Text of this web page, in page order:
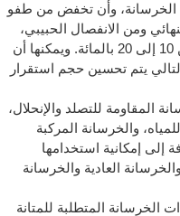
الخرسانة، وأن تخفض من طفو
ومن الانفصال الحبيبي،
وأن تحسن النفاذية بحجم يتراوح فيما بين 10 إلى 20 بالمائة. ويمكنها أن
يتم تحسين حجم استقرار
المقاومة للتصلد والإنحلال،
والخرسانة المركبة
إلى إمكانية استخدامها
العادية والخرسانة
الخرسانة المتطلبة للمتانة